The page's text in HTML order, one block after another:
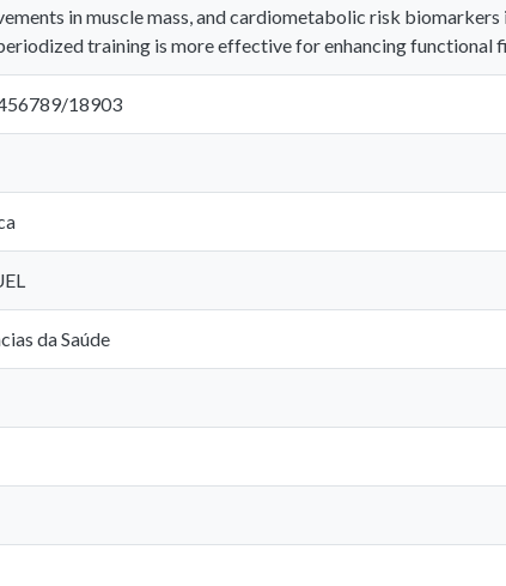
in muscle mass, and cardiometabolic risk biomarkers
training is more effective for enhancing functional
18903
da Saúde